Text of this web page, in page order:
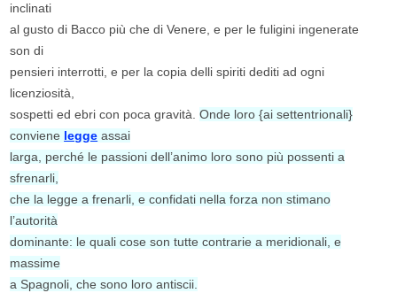
inclinati
al gusto di Bacco più che di Venere, e per le fuligini ingenerate
son di
pensieri interrotti, e per la copia delli spiriti dediti ad ogni
licenziosità,
sospetti ed ebri con poca gravità.Onde loro {ai settentrionali}
conviene legge assai
larga, perché le passioni dell’animo loro sono più possenti a
sfrenarli,
che la legge a frenarli, e confidati nella forza non stimano
l’autorità
dominante: le quali cose son tutte contrarie a meridionali, e
massime
a Spagnoli, che sono loro antiscii.